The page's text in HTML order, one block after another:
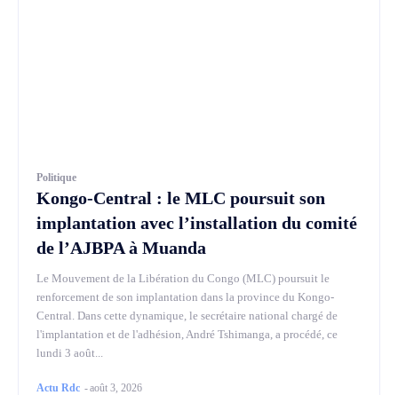
Politique
Kongo-Central : le MLC poursuit son
implantation avec l’installation du comité
de l’AJBPA à Muanda
Le Mouvement de la Libération du Congo (MLC) poursuit le
renforcement de son implantation dans la province du Kongo-
Central. Dans cette dynamique, le secrétaire national chargé de
l'implantation et de l'adhésion, André Tshimanga, a procédé, ce
lundi 3 août...
Actu Rdc -août 3, 2026